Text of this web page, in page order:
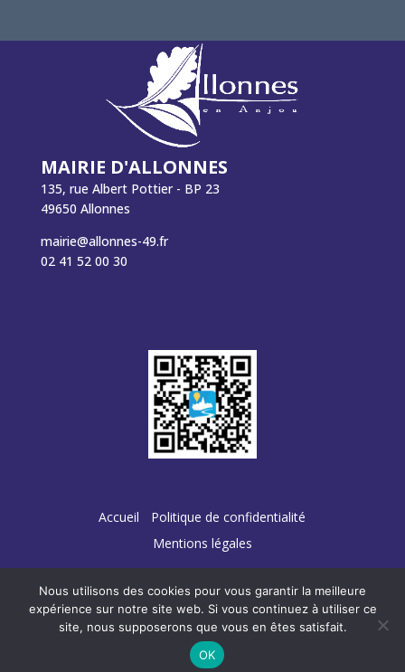
MAIRIE D'ALLONNES
135, rue Albert Pottier - BP 23
49650 Allonnes
mairie@allonnes-49.fr
02 41 52 00 30
Accueil
Politique de confidentialité
Mentions légales
Conception :TERRE DE PIXELS
Nous utilisons des cookies pour vous garantir la meilleure
expérience sur notre site web. Si vous continuez à utiliser ce
site, nous supposerons que vous en êtes satisfait.
OK